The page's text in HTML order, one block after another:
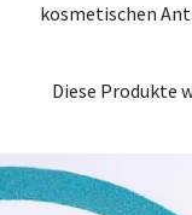
kosmetischen
Diese Produkte